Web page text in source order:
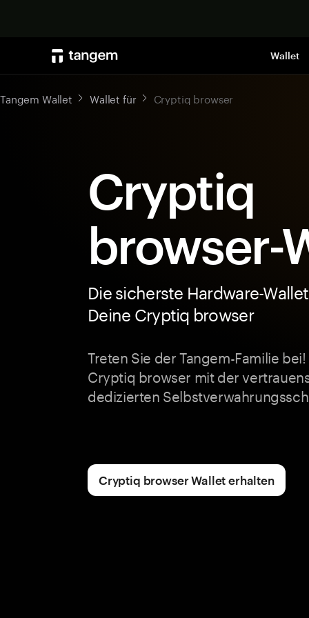
Wallet
Tangem Wallet Wallet für Cryptiq browser
Cryptiq
browser-
Die sicherste Hardware-
Deine Cryptiq browser
Treten Sie der Tangem-Familie
Cryptiq browser mit der
dedizierten
Cryptiq browser Wallet erhalten